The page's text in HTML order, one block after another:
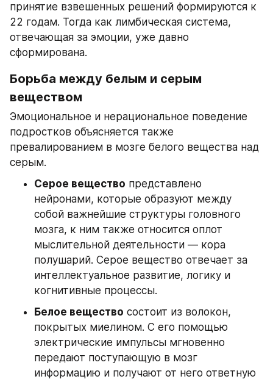
принятие взвешенных решений формируются к
22 годам. Тогда как лимбическая система,
отвечающая за эмоции, уже давно
сформирована.
Борьба между белым и серым
веществом
Эмоциональное и нерациональное поведение
подростков объясняется также
превалированием в мозге белого вещества над
серым.
Серое вещество представлено
нейронами, которые образуют между
собой важнейшие структуры головного
мозга, к ним также относится оплот
мыслительной деятельности — кора
полушарий. Серое вещество отвечает за
интеллектуальное развитие, логику и
когнитивные процессы.
Белое вещество состоит из волокон,
покрытых миелином. С его помощью
электрические импульсы мгновенно
передают поступающую в мозг
информацию и получают от него ответную